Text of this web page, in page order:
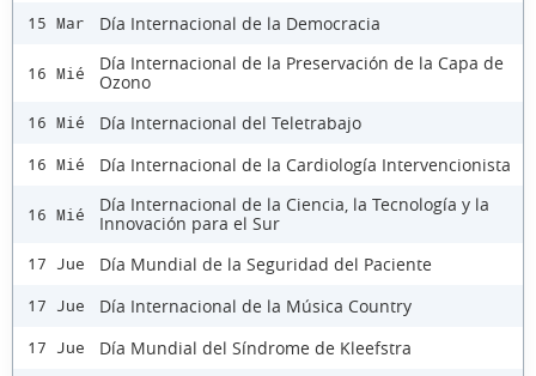
15 Mar Día Internacional de la Democracia
16 Mié
Día Internacional de la Preservación de la Capa de
Ozono
16 Mié Día Internacional del Teletrabajo
16 Mié Día Internacional de la Cardiología Intervencionista
16 Mié
Día Internacional de la Ciencia, la Tecnología y la
Innovación para el Sur
17 Jue Día Mundial de la Seguridad del Paciente
17 Jue Día Internacional de la Música Country
17 Jue Día Mundial del Síndrome de Kleefstra